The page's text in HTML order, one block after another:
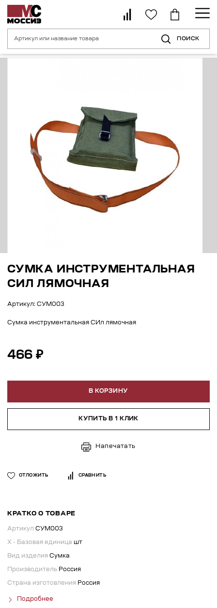
ПОИСК
Главная страница Средства индивидуальной защиты от
СУМКА ИНСТРУМЕНТАЛЬНАЯ
СИЛ ЛЯМОЧНАЯ
Артикул: СУМ003
Сумка инструментальная СИл лямочная
466 ₽
В КОРЗИНУ
КУПИТЬ В 1 КЛИК
Напечатать
ОТЛОЖИТЬ СРАВНИТЬ
КРАТКО О ТОВАРЕ
Артикул СУМ003
X - Базовая единица шт
Вид изделия Сумка
Производитель Россия
Страна изготовления Россия
Подробнее